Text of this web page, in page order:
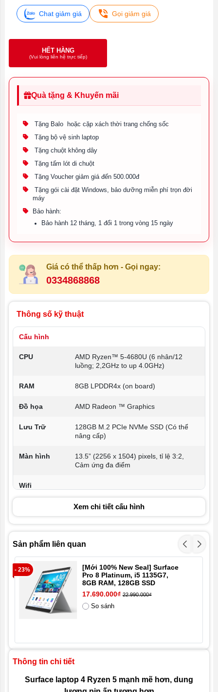
Chat giảm giá Gọi giảm giá
HẾT HÀNG
(Vui lòng liên hệ trực tiếp)
Quà tặng & Khuyến mãi
Tặng Balo hoặc cặp xách thời trang chống sốc
Tặng bộ vệ sinh laptop
Tặng chuột không dây
Tặng tấm lót di chuột
Tặng Voucher giảm giá đến 500.000đ
Tặng gói cài đặt Windows, bảo dưỡng miễn phí trọn đời
máy
Bảo hành:
Bảo hành 12 tháng, 1 đổi 1 trong vòng 15 ngày
Giá có thể thấp hơn - Gọi ngay:
0334868868
Thông số kỹ thuật
Cấu hình
CPU
AMD Ryzen™ 5-4680U (6 nhân/12
luồng; 2,2GHz to up 4.0GHz)
RAM 8GB LPDDR4x (on board)
Đồ họa AMD Radeon ™ Graphics
Lưu Trữ
128GB M.2 PCIe NVMe SSD (Có thể
nâng cấp)
Màn hình
13.5” (2256 x 1504) pixels, tỉ lệ 3:2,
Cảm ứng đa điểm
Wifi
1 x USB-C hỗ trợ ThunderBold
1 x Jack 3.5mm
1 x Jack DC
Trọng lượng 1.26 kg
Pin
Xem chi tiết cấu hình
Sản phẩm liên quan
- 23%
[Mới 100% New Seal] Surface
Pro 8 Platinum, i5 1135G7,
8GB RAM, 128GB SSD
17.690.000₫ 22.990.000₫
So sánh
Thông tin chi tiết
Surface laptop 4 Ryzen 5 mạnh mẽ hơn, dung